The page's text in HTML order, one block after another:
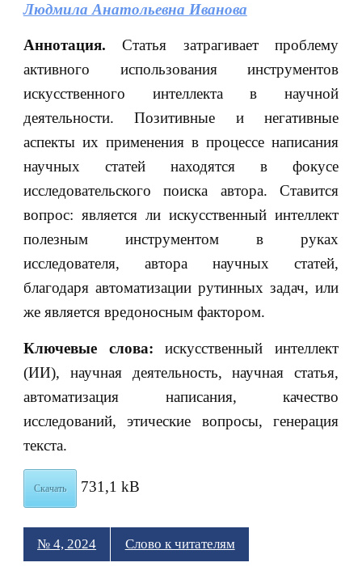
Людмила Анатольевна Иванова
Аннотация. Статья затрагивает проблему
активного использования инструментов
искусственного интеллекта в научной
деятельности. Позитивные и негативные
аспекты их применения в процессе написания
научных статей находятся в фокусе
исследовательского поиска автора. Ставится
вопрос: является ли искусственный интеллект
полезным инструментом в руках
исследователя, автора научных статей,
благодаря автоматизации рутинных задач, или
же является вредоносным фактором.
Ключевые слова: искусственный интеллект
(ИИ), научная деятельность, научная статья,
автоматизация написания, качество
исследований, этические вопросы, генерация
текста.
Скачать 731,1 kB
№ 4, 2024 Слово к читателям